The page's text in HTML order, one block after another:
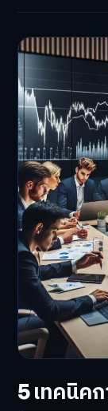
5 เทคนิค